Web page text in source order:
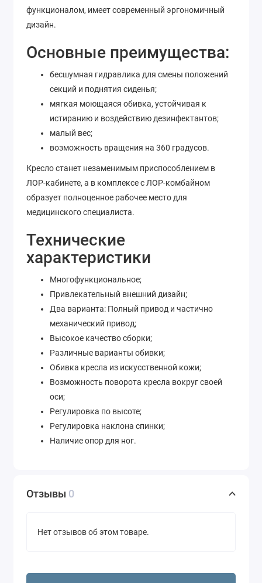
функционалом, имеет современный эргономичный
дизайн.
Основные преимущества:
бесшумная гидравлика для смены положений
секций и поднятия сиденья;
мягкая моющаяся обивка, устойчивая к
истиранию и воздействию дезинфектантов;
малый вес;
возможность вращения на 360 градусов.
Кресло станет незаменимым приспособлением в
ЛОР-кабинете, а в комплексе с ЛОР-комбайном
образует полноценное рабочее место для
медицинского специалиста.
Технические
характеристики
Многофункциональное;
Привлекательный внешний дизайн;
Два варианта: Полный привод и частично
механический привод;
Высокое качество сборки;
Различные варианты обивки;
Обивка кресла из искусственной кожи;
Возможность поворота кресла вокруг своей
оси;
Регулировка по высоте;
Регулировка наклона спинки;
Наличие опор для ног.
Отзывы 0
Нет отзывов об этом товаре.